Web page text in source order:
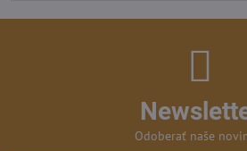
Odoberať naše